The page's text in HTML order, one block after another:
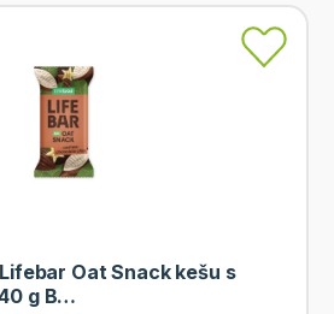
Oat Snack kešu s
g B…